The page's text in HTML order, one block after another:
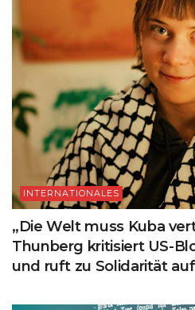
INTERNATIONALES
„Die Welt muss Kuba
Thunberg kritisiert US-
und ruft zu Solidarität auf